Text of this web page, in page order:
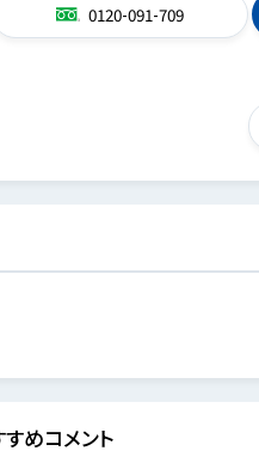
0120-091-709
めコメント